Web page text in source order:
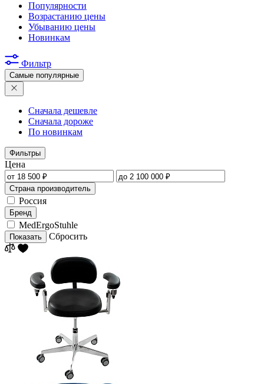
Популярности
Возрастанию цены
Убыванию цены
Новинкам
Фильтр
Самые популярные
Сначала дешевле
Сначала дороже
По новинкам
Фильтры
Цена
Страна производитель
Россия
Бренд
MedErgoStuhle
Показать Сбросить